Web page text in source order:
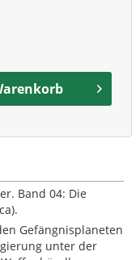
Band 04: Die
Gefängnisplaneten
unter der